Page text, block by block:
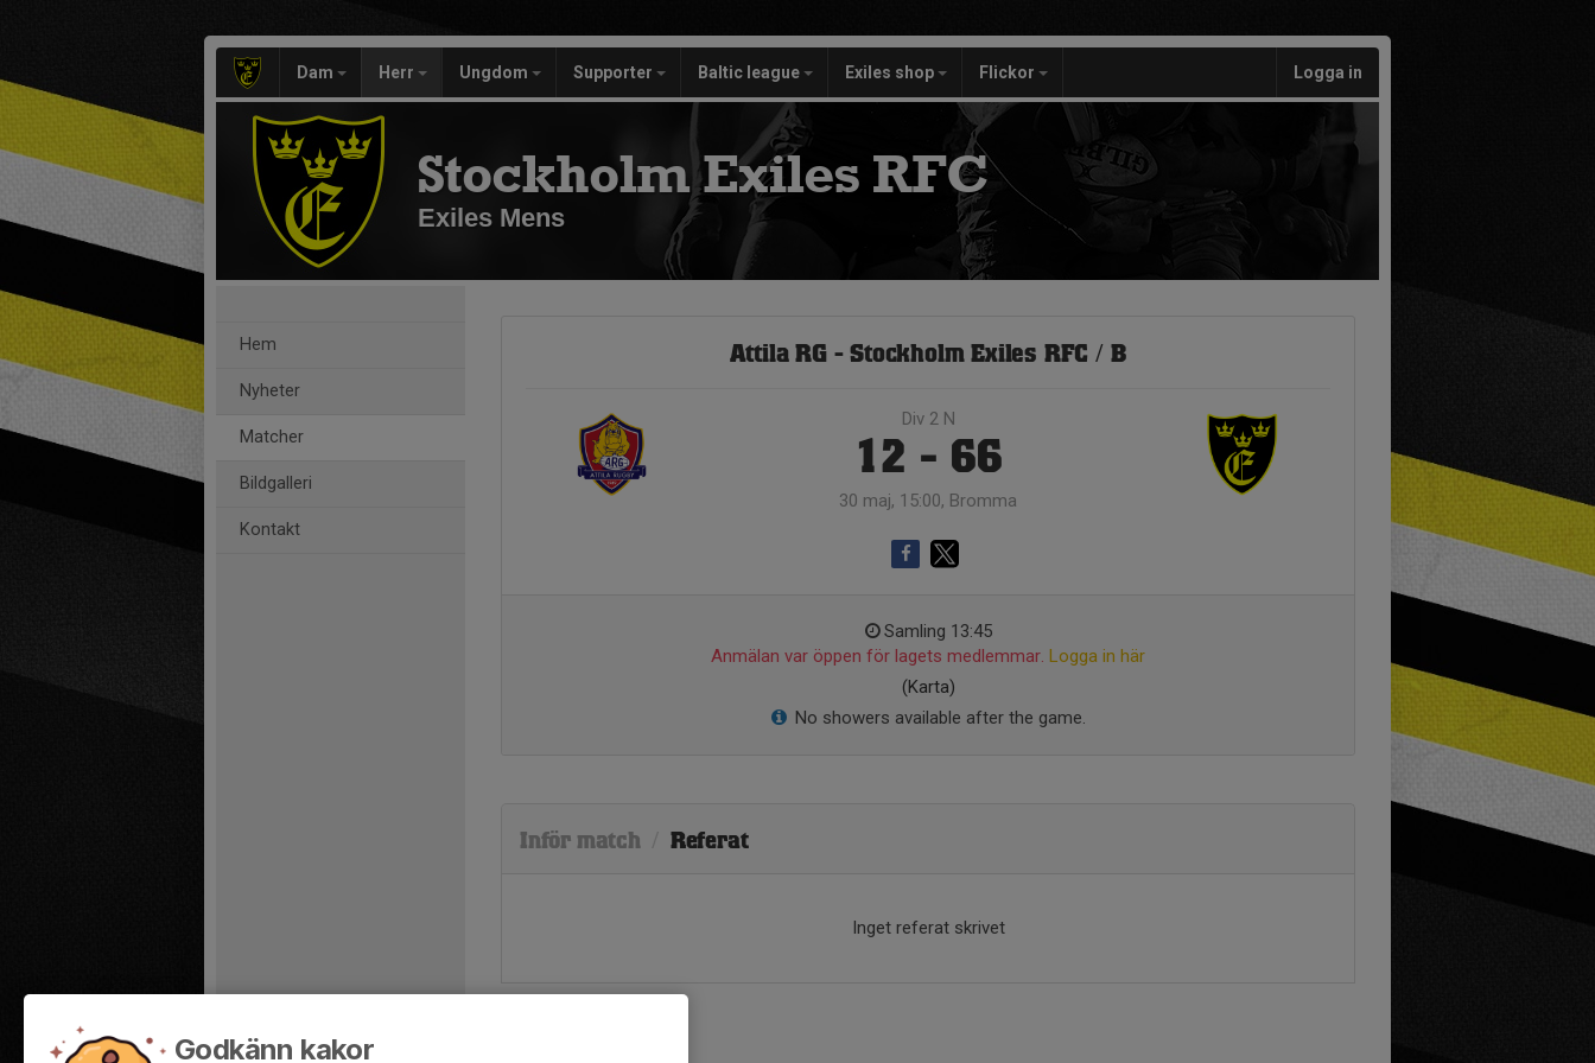
Dam Herr Ungdom Supporter Baltic league Exiles shop Flickor Logga in
Stockholm Exiles RFC
Exiles Mens
Hem
Nyheter
Matcher
Bildgalleri
Kontakt
Attila RG - Stockholm Exiles RFC / B
Div 2 N
12 - 66
30 maj, 15:00, Bromma
Samling 13:45
Anmälan var öppen för lagets medlemmar. Logga in här
(Karta)
No showers available after the game.
Inför match/ Referat
Inget referat skrivet
Godkänn kakor